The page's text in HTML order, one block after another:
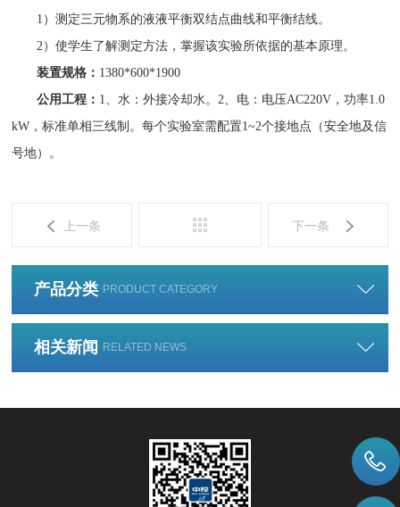
1）测定三元物系的液液平衡双结点曲线和平衡结线。
2）使学生了解测定方法，掌握该实验所依据的基本原理。
装置规格： 1380*600*1900
公用工程： 1、水：外接冷却水。2、电：电压AC220V ，功率1.0
kW ，标准单相三线制。每个实验室需配置1~2个接地点（安全地及信
号地）。
上一条 下一条
产品分类 PRODUCT CATEGORY
相关新闻 RELATED NEWS